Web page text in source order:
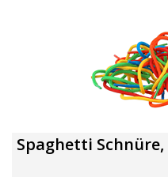
Spaghetti Schnüre,